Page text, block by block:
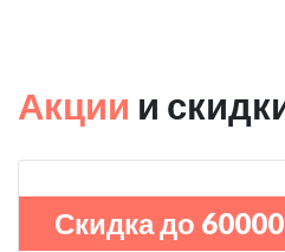
Акции и
Скидка до